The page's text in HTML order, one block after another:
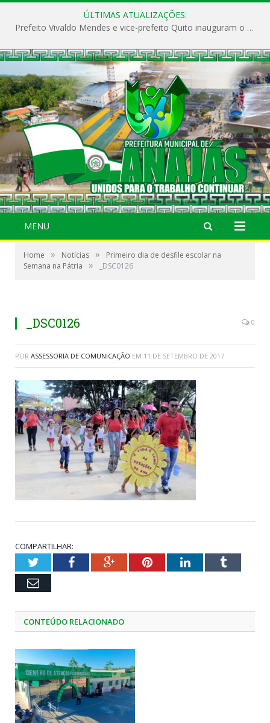
ÚLTIMAS ATUALIZAÇÕES:
Prefeito Vivaldo Mendes e vice-prefeito Quito inauguram o CAPS e fortalecem a saúde pública em Anajás.
MENU
Home » Notícias »
Primeiro dia de desfile escolar na
Semana na Pátria
» _DSC0126
_DSC0126 0
POR ASSESSORIA DE COMUNICAÇÃO EM 11 DE SETEMBRO DE 2017
COMPARTILHAR:
TwitterFacebookGoogle+PinterestLinkedInTumblr
Email
CONTEÚDO RELACIONADO